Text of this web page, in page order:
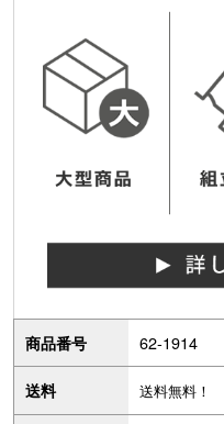
商品番号 62-1914
送料 送料無料！